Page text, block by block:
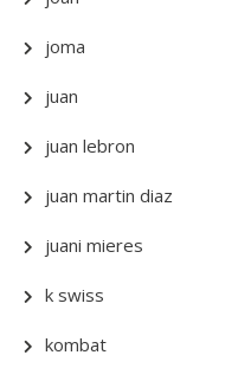
joma
juan
juan lebron
juan martin diaz
juani mieres
k swiss
kombat